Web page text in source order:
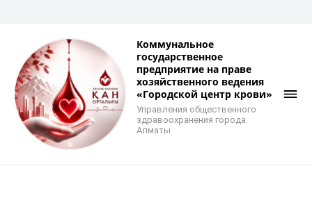
Коммунальное
государственное
предприятие на праве
хозяйственного ведения
«Городской центр крови»
Управления общественного
здравоохранения города
Алматы